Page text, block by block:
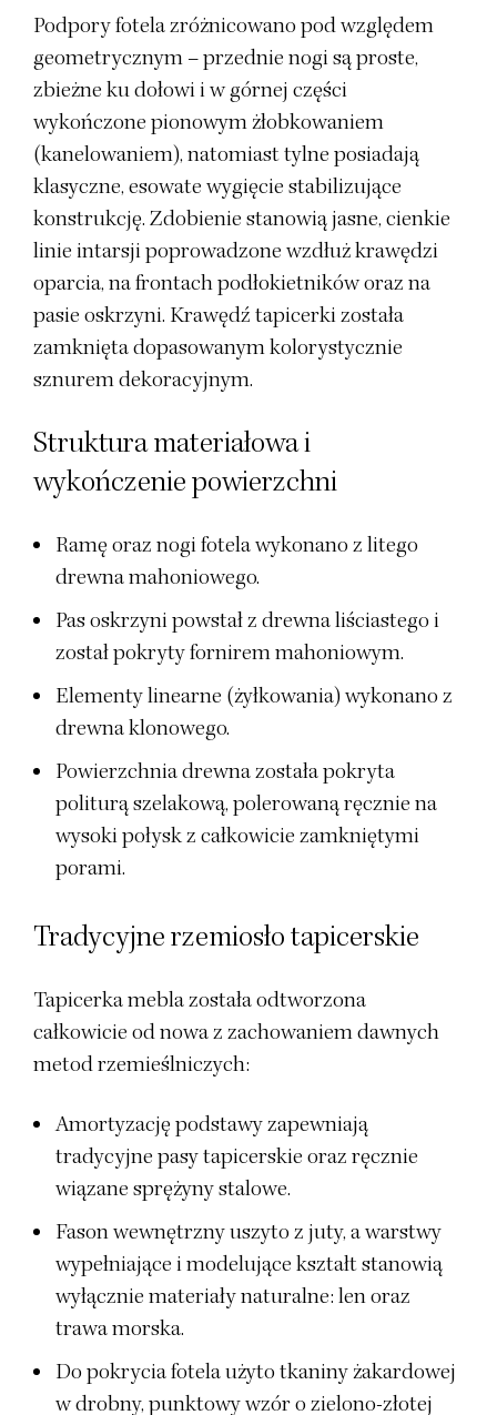
Podpory fotela zróżnicowano pod względem
geometrycznym – przednie nogi są proste,
zbieżne ku dołowi i w górnej części
wykończone pionowym żłobkowaniem
(kanelowaniem), natomiast tylne posiadają
klasyczne, esowate wygięcie stabilizujące
konstrukcję. Zdobienie stanowią jasne, cienkie
linie intarsji poprowadzone wzdłuż krawędzi
oparcia, na frontach podłokietników oraz na
pasie oskrzyni. Krawędź tapicerki została
zamknięta dopasowanym kolorystycznie
sznurem dekoracyjnym.
Struktura materiałowa i
wykończenie powierzchni
Ramę oraz nogi fotela wykonano z litego
drewna mahoniowego.
Pas oskrzyni powstał z drewna liściastego i
został pokryty fornirem mahoniowym.
Elementy linearne (żyłkowania) wykonano z
drewna klonowego.
Powierzchnia drewna została pokryta
politurą szelakową, polerowaną ręcznie na
wysoki połysk z całkowicie zamkniętymi
porami.
Tradycyjne rzemiosło tapicerskie
Tapicerka mebla została odtworzona
całkowicie od nowa z zachowaniem dawnych
metod rzemieślniczych:
Amortyzację podstawy zapewniają
tradycyjne pasy tapicerskie oraz ręcznie
wiązane sprężyny stalowe.
Fason wewnętrzny uszyto z juty, a warstwy
wypełniające i modelujące kształt stanowią
wyłącznie materiały naturalne: len oraz
trawa morska.
Do pokrycia fotela użyto tkaniny żakardowej
w drobny, punktowy wzór o zielono-złotej